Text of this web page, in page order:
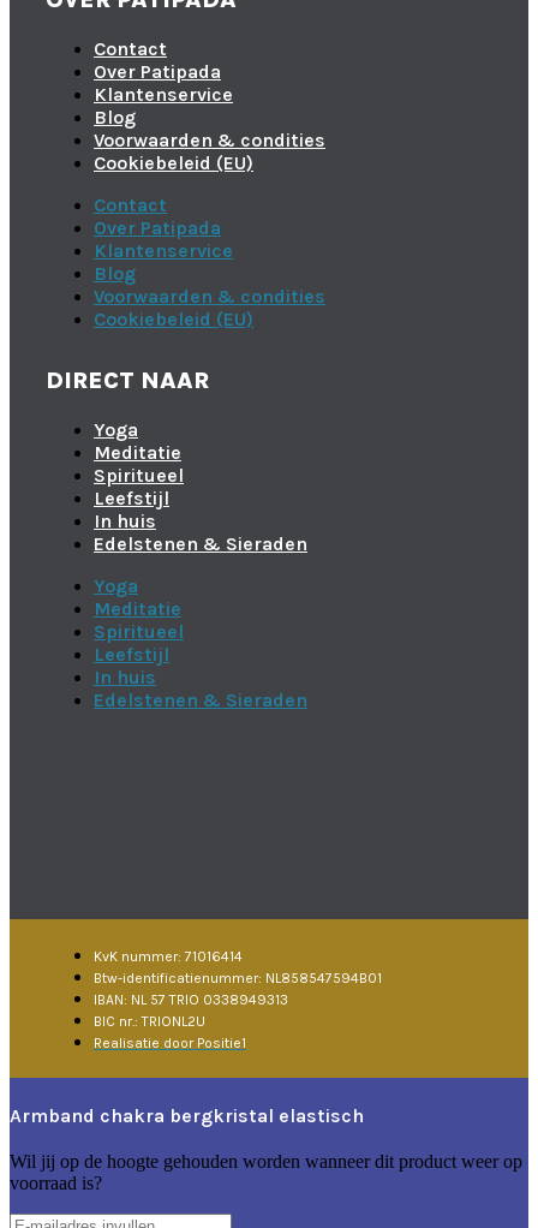
Contact
Over Patipada
Klantenservice
Blog
Voorwaarden & condities
Cookiebeleid (EU)
Contact
Over Patipada
Klantenservice
Blog
Voorwaarden & condities
Cookiebeleid (EU)
DIRECT NAAR
Yoga
Meditatie
Spiritueel
Leefstijl
In huis
Edelstenen & Sieraden
Yoga
Meditatie
Spiritueel
Leefstijl
In huis
Edelstenen & Sieraden
KvK nummer: 71016414
Btw-identificatienummer: NL858547594B01
IBAN: NL 57 TRIO 0338949313
BIC nr.: TRIONL2U
Realisatie door Positie1
Armband chakra bergkristal elastisch
Wil jij op de hoogte gehouden worden wanneer dit product weer op
voorraad is?